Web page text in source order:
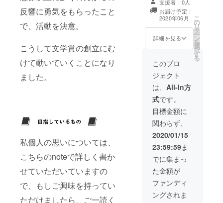
反響に勇気をもらったこと
で、活動を決意。
こうして文学賞の創立にむ
けて動いていくことになり
ました。
私個人の思いについては、
こちらのnoteで詳しく書か
せていただいていますの
で、もしご興味を持ってい
ただけましたら、ご一読く
サンク
スとし
て、あ
なたの
お名前
いただ
す。
【お願
い】 記
載する
スペ
シャル
サンク
ス用の
をお教
えくだ
さい。
本名で
なくて
も大丈
夫で
ます。 ！注意！
① 掲載していた
だくページの
者の方でご準備
いただくことに
なります。 ② 文
学賞のイメージ
宣伝内容の掲載
はお断りさせて
いただくことが
あります。
（例：公序良俗
に違反するよう
な内容など）
として掲載させ
ていただきま
す。。他にも認
知度アップに向
けた取り組みを
させていただけ
ればと考えてお
ります。 ※掲載
用の原稿などは
ご自身で用意い
ただきます。何
卒ご了承くださ
い。 ※文学賞の
イメージを損な
うPRについては
く可能性があり
ます。ご了承く
ださい。（例 公
序良俗に違反す
るもの）
支援者：0人
お届け予定：
2020年06月
詳細を見る
こ
の
リ
タ
ー
ン
を
選
択
す
る
このプロ
ジェクト
は、 All-In方
式です。
目標金額に
関わらず、
2020/01/15
23:59:59ま
でに集まっ
た金額が
ファンディ
ングされま